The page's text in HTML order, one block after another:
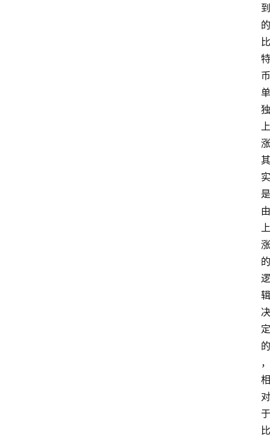
到
的
比
特
币
单
独
上
涨
其
实
是
由
上
涨
的
逻
辑
决
定
的
，
相
对
于
比